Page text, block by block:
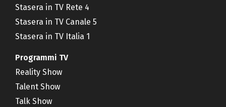
Stasera in TV Rete 4
Stasera in TV Canale 5
Stasera in TV Italia 1
Programmi TV
Reality Show
Talent Show
Talk Show